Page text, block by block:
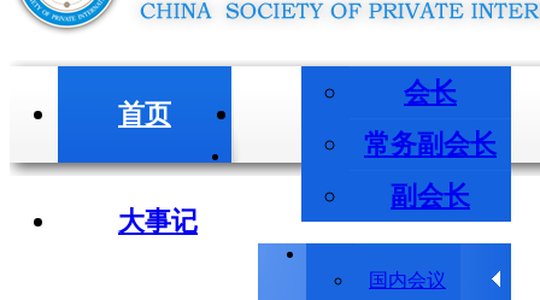
首页
会长
常务副会长
副会长
会长/副会长
大事记
国内会议
学术会议